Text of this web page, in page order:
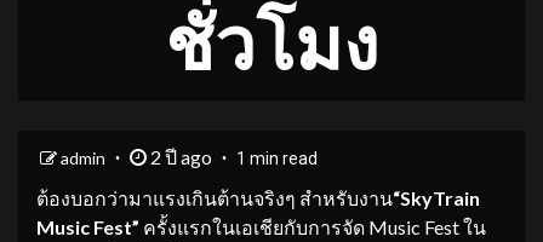
ชั่วโมง
admin 2 ปี ago 1 min read
ต้องบอกว่ามาแรงเกินต้านจริงๆ สำหรับงาน“SkyTrain
Music Fest” ครั้งแรกในเอเชียกับการจัด Music Fest ใน